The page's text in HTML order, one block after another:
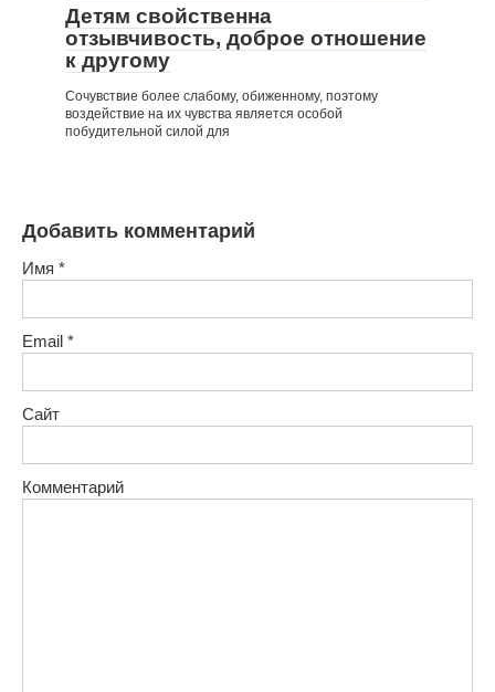
Детям свойственна
отзывчивость, доброе отношение
к другому
Сочувствие более слабому, обиженному, поэтому
воздействие на их чувства является особой
побудительной силой для
Добавить комментарий
Имя *
Email *
Сайт
Комментарий